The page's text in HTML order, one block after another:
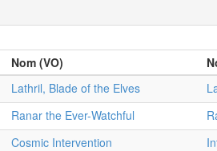
Nom (VO)
Lathril, Blade of the Elves
Ranar the Ever-Watchful
Cosmic Intervention